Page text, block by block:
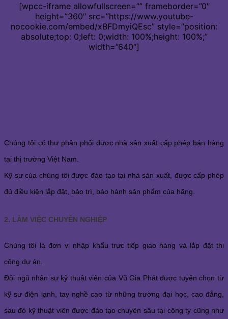
[wpcc-iframe allowfullscreen=”” frameborder=”0″
height=”360″ src=”https://www.youtube-
nocookie.com/embed/xBFDmyiQEsc” style=”position:
absolute;top: 0;left: 0;width: 100%;height: 100%;”
width=”640″]
Chúng tôi có thư phân phối được nhà sản xuất cấp phép bán hàng
tại thị trường Việt Nam.
Kỹ sư của chúng tôi được đào tạo tại nhà sản xuất, được cấp phép
đủ điều kiện lắp đặt, bảo trì, bảo hành sản phẩm của hãng.
2. LÀM VIỆC CHUYÊN NGHIỆP
Chúng tôi là đơn vị nhập khẩu trực tiếp giao hàng và lắp đặt thi
công dự án.
Đội ngũ nhân sự kỹ thuật viên của Vũ Gia Phát được tuyển chọn từ
kỹ sư điện lạnh, tay nghề cao từ những trường đại học, cao đẳng,
sau đó kỹ thuật viên được đào tạo chuyên sâu tại công ty cũng như